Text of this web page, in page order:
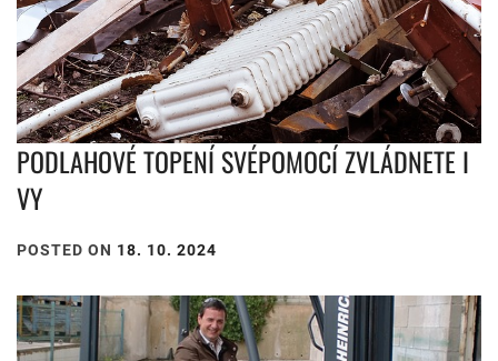
PODLAHOVÉ TOPENÍ SVÉPOMOCÍ ZVLÁDNETE I
VY
POSTED ON 18. 10. 2024